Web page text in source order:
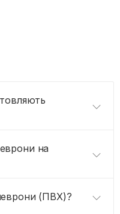
на
(ПВХ)?